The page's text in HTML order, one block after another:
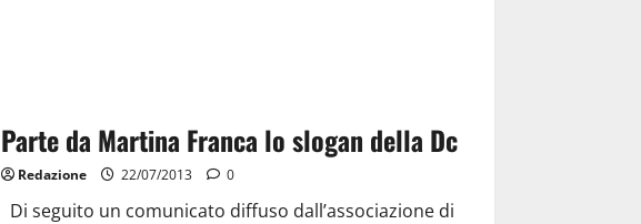
Parte da Martina Franca lo slogan della Dc
Redazione 22/07/2013 0
Di seguito un comunicato diffuso dall’associazione di